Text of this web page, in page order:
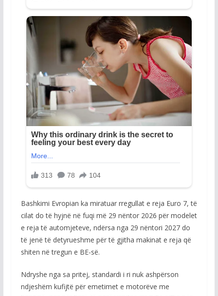
Bashkimi Evropian ka miratuar rregullat e reja Euro 7, të
cilat do të hyjnë në fuqi më 29 nëntor 2026 për modelet
e reja të automjeteve, ndërsa nga 29 nëntori 2027 do
të jenë të detyrueshme për të gjitha makinat e reja që
shiten në tregun e BE-së.
Ndryshe nga sa pritej, standardi i ri nuk ashpërson
ndjeshëm kufijtë për emetimet e motorëve me